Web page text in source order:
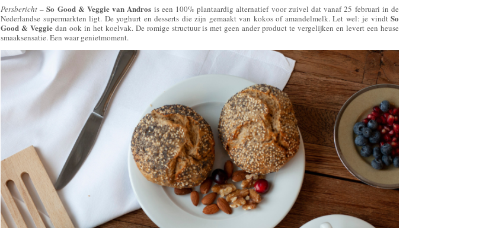
Persbericht – So Good & Veggie van Andros is een 100% plantaardig alternatief voor zuivel dat vanaf 25 februari in de
Nederlandse supermarkten ligt. De yoghurt en desserts die zijn gemaakt van kokos of amandelmelk. Let wel: je vindt So
Good & Veggie dan ook in het koelvak. De romige structuur is met geen ander product te vergelijken en levert een heuse
smaaksensatie. Een waar genietmoment.